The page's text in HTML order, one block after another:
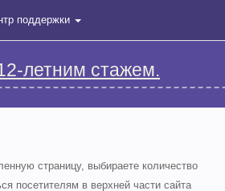
поддержки
летним стажем.
страницу, выбираете количество
посетителям в верхней части сайта